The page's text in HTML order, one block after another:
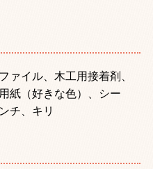
ァイル、木工用接着剤、
紙（好きな色）、シー
チ、キリ